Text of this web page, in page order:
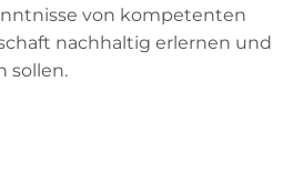
von kompetenten
nachhaltig erlernen und
sollen.